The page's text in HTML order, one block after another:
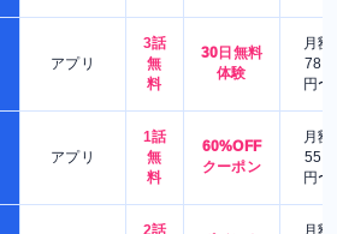
アプリ
3話
無
料
30日無料
体験
月額
780
円〜
アプリ
1話
無
料
60%OFF
クーポン
月額
550
円〜
2話
月額